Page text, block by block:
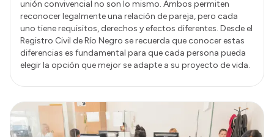
unión convivencial no son lo mismo. Ambos permiten
reconocer legalmente una relación de pareja, pero cada
uno tiene requisitos, derechos y efectos diferentes. Desde el
Registro Civil de Río Negro se recuerda que conocer estas
diferencias es fundamental para que cada persona pueda
elegir la opción que mejor se adapte a su proyecto de vida.